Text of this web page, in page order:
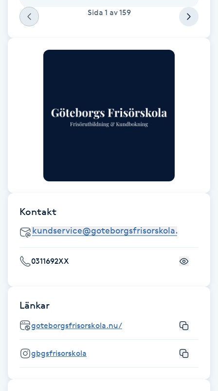
Dermapen
Diamantslipning
F
Face framing
Faceliftmassage
Fet hårbotten
Fettreducering
Fibromassage
Sida 1 av159
Kontakt
0311692XX
Länkar
goteborgsfrisorskola.nu/
gbgsfrisorskola